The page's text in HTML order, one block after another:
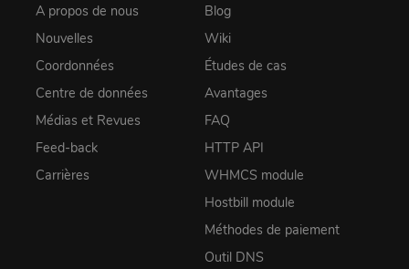
A propos de nous
Nouvelles
Coordonnées
Centre de données
Médias et Revues
Feed-back
Carrières
Blog
Wiki
Études de cas
Avantages
FAQ
HTTP API
WHMCS module
Hostbill module
Méthodes de paiement
Outil DNS